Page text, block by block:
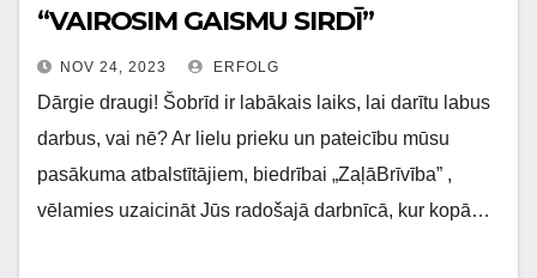
“VAIROSIM GAISMU SIRDĪ”
NOV 24, 2023 ERFOLG
Dārgie draugi! Šobrīd ir labākais laiks, lai darītu labus
darbus, vai nē? Ar lielu prieku un pateicību mūsu
pasākuma atbalstītājiem, biedrībai „ZaļāBrīvība” ,
vēlamies uzaicināt Jūs radošajā darbnīcā, kur kopā…